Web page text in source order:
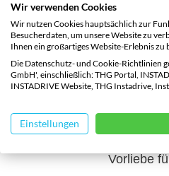
Überblick
Wie
(im Video
Im
Vorliebe
Wir verwenden Cookies
Wir nutzen Cookies hauptsächlich zur
Besucherdaten, um unsere Website zu
Ihnen ein großartiges Website-Erlebnis zu
Die Datenschutz- und Cookie-Richtlinien
GmbH', einschließlich: THG Portal,
INSTADRIVE Website, THG Instadrive,
Einstellungen